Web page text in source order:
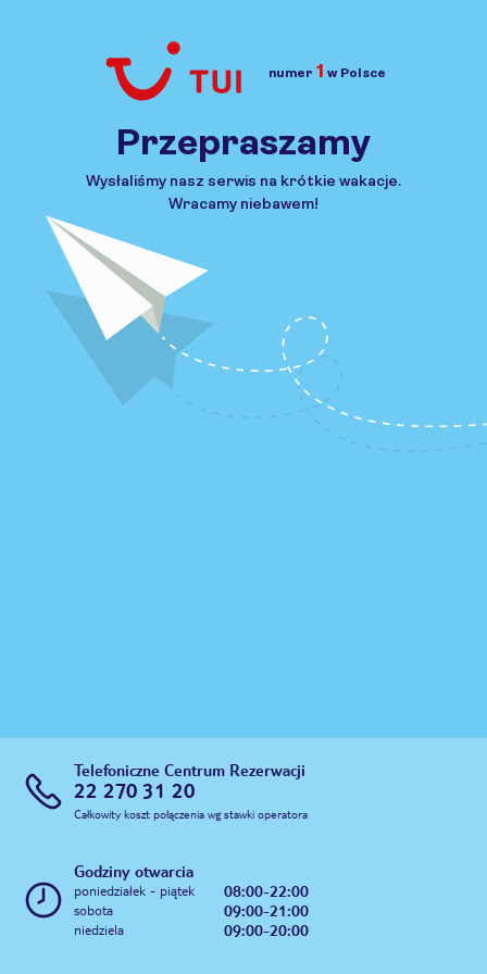
Przejdź do TUI.pl
numer 1 w Polsce
Przepraszamy
Wysłaliśmy nasz serwis na krótkie wakacje.
Wracamy niebawem!
Telefoniczne Centrum Rezerwacji
22 270 31 20
Całkowity koszt połączenia wg stawki operatora
Godziny otwarcia
poniedziałek - piątek 08:00-22:00
sobota 09:00-21:00
niedziela 09:00-20:00